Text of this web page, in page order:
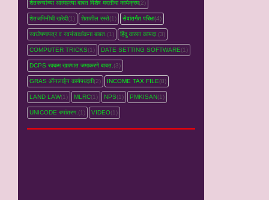
शेतकऱ्यांच्‍या आत्महत्‍या बाबत विशेष मदतीचा कार्यक्रम(2)
शेतजमिनीची खरेदी(1) शेतातील रस्‍ते(1) सेवांतर्गत परिक्षा(4)
स्वघोषणापत्र व स्वयंसाक्षांकना बाबत.(1) हिंदु वारसा कायदा.(3)
COMPUTER TRICKS(1) DATE SETTING SOFTWARE(1)
DCPS रक्‍कम खात्‍यात जमाकरणे बाबत.(3)
GRAS ऑनलाईन कार्यपध्‍दती(2) INCOME TAX FILE(8)
LAND LAW(1) MLRC(1) NPS(1) PMKISAN(1)
UNICODE रुपांतरण.(1) VIDEO(1)